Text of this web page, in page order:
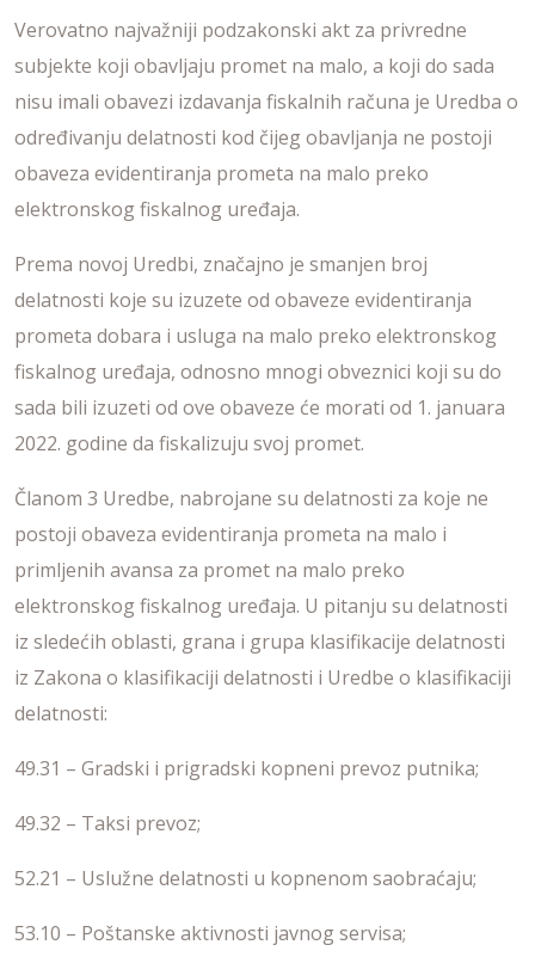
Verovatno najvažniji podzakonski akt za privredne
subjekte koji obavljaju promet na malo, a koji do sada
nisu imali obavezi izdavanja fiskalnih računa je Uredba o
određivanju delatnosti kod čijeg obavljanja ne postoji
obaveza evidentiranja prometa na malo preko
elektronskog fiskalnog uređaja.
Prema novoj Uredbi, značajno je smanjen broj
delatnosti koje su izuzete od obaveze evidentiranja
prometa dobara i usluga na malo preko elektronskog
fiskalnog uređaja, odnosno mnogi obveznici koji su do
sada bili izuzeti od ove obaveze će morati od 1. januara
2022. godine da fiskalizuju svoj promet.
Članom 3 Uredbe, nabrojane su delatnosti za koje ne
postoji obaveza evidentiranja prometa na malo i
primljenih avansa za promet na malo preko
elektronskog fiskalnog uređaja. U pitanju su delatnosti
iz sledećih oblasti, grana i grupa klasifikacije delatnosti
iz Zakona o klasifikaciji delatnosti i Uredbe o klasifikaciji
delatnosti:
49.31 – Gradski i prigradski kopneni prevoz putnika;
49.32 – Taksi prevoz;
52.21 – Uslužne delatnosti u kopnenom saobraćaju;
53.10 – Poštanske aktivnosti javnog servisa;